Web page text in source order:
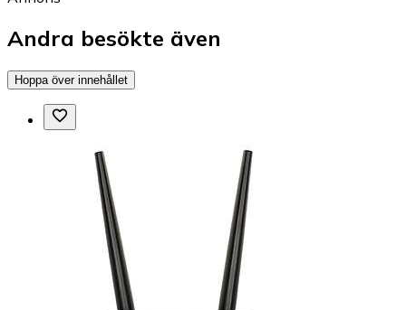
Andra besökte även
Hoppa över innehållet